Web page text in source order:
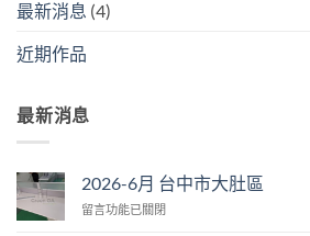
最新消息 (4)
近期作品
最新消息
2026-6月 台中市大肚區
在
留言功能已關閉